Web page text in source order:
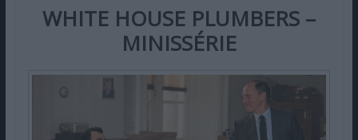
WHITE HOUSE PLUMBERS –
MINISSÉRIE